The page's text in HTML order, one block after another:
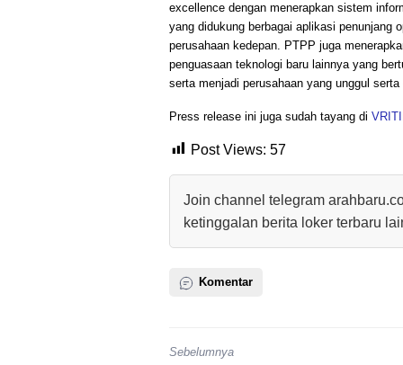
excellence dengan menerapkan sistem
yang didukung berbagai aplikasi penunjang
perusahaan kedepan. PTPP juga
penguasaan teknologi baru lainnya yang
serta menjadi perusahaan yang unggul
Press release ini juga sudah tayang di
Post Views: 57
Join channel telegram
ketinggalan berita loker terbaru
Komentar
Sebelumnya